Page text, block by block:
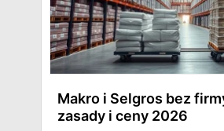
Makro i Selgros bez
zasady i ceny 2026